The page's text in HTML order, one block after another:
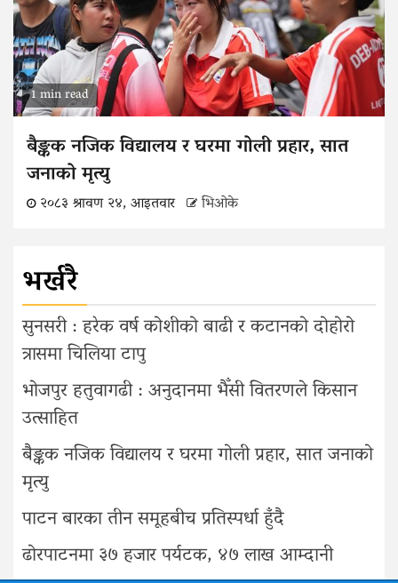
1 min read
बैङ्कक नजिक विद्यालय र घरमा गोली प्रहार, सात
जनाको मृत्यु
२०८३ श्रावण २४, आइतवार भिओके
भर्खरै
सुनसरी : हरेक वर्ष कोशीको बाढी र कटानको दोहोरो
त्रासमा चिलिया टापु
भोजपुर हतुवागढी : अनुदानमा भैँसी वितरणले किसान
उत्साहित
बैङ्कक नजिक विद्यालय र घरमा गोली प्रहार, सात जनाको
मृत्यु
पाटन बारका तीन समूहबीच प्रतिस्पर्धा हुँदै
ढोरपाटनमा ३७ हजार पर्यटक, ४७ लाख आम्दानी